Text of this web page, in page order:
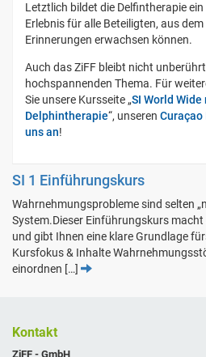
Letztlich bildet die Delfintherapie
Erlebnis für alle Beteiligten, aus
Erinnerungen erwachsen können.
Auch das ZiFF bleibt nicht
hochspannenden Thema. Für
Sie unsere Kursseite „SI World
Delphintherapie“, unseren Curaçao
uns an!
SI 1 Einführungskurs
Wahrnehmungsprobleme sind selten
System.Dieser Einführungskurs
und gibt Ihnen eine klare Grundlage
Kursfokus & Inhalte
einordnen […]
Kontakt
ZiFF - GmbH